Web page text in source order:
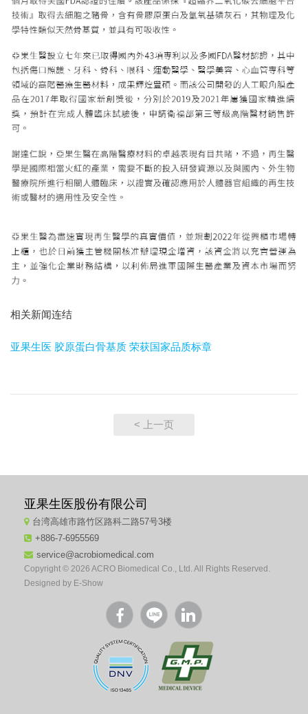
相关新闻连结
亚果生医 胶原蛋白骨基质 荣获国家品质标章
< 上一页
亚果生医股份有限公司
台湾高雄市路竹区路科二路57号3楼
+886-7-6955569
service@acrobiomedical.com
Copyright © 2026 ACRO Biomedical Co., Ltd. All Rights Reserved.
Designed by E-Show